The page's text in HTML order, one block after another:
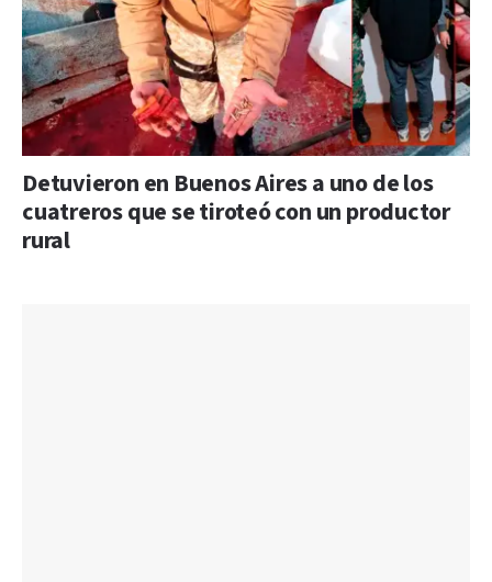
Detuvieron en Buenos Aires a uno de los
cuatreros que se tiroteó con un productor
rural